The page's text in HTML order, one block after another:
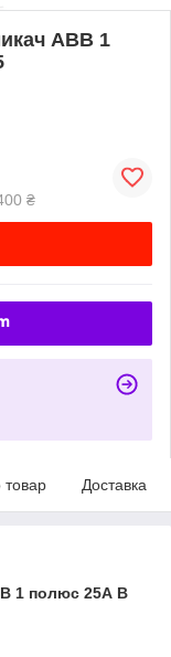
ABB 1
₴
товар Доставка
1 полюс 25А B